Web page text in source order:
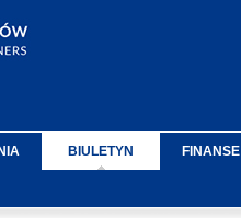
BIULETYN FINANSE